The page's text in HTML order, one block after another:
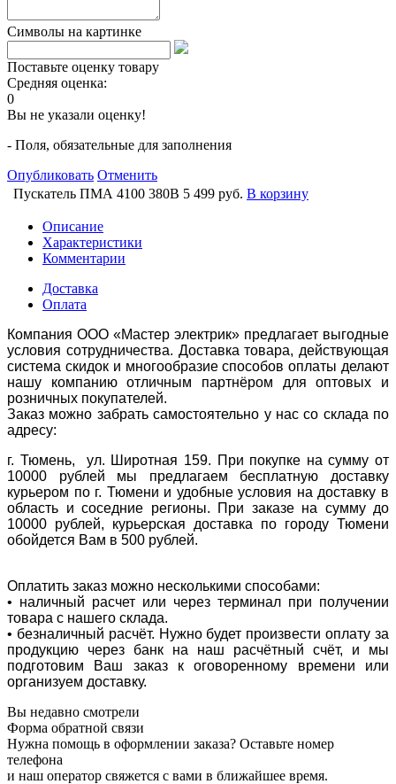
Символы на картинке
Поставьте оценку товару
Средняя оценка:
0
Вы не указали оценку!
- Поля, обязательные для заполнения
Опубликовать Отменить
Пускатель ПМА 4100 380В 5 499 руб. В корзину
Описание
Характеристики
Комментарии
Доставка
Оплата
Компания ООО «Мастер электрик» предлагает выгодные
условия сотрудничества. Доставка товара, действующая
система скидок и многообразие способов оплаты делают
нашу компанию отличным партнёром для оптовых и
розничных покупателей.
Заказ можно забрать самостоятельно у нас со склада по
адресу:
г. Тюмень, ул. Широтная 159. При покупке на сумму от
10000 рублей мы предлагаем бесплатную доставку
курьером по г. Тюмени и удобные условия на доставку в
область и соседние регионы. При заказе на сумму до
10000 рублей, курьерская доставка по городу Тюмени
обойдется Вам в 500 рублей.
Оплатить заказ можно несколькими способами:
• наличный расчет или через терминал при получении
товара с нашего склада.
• безналичный расчёт. Нужно будет произвести оплату за
продукцию через банк на наш расчётный счёт, и мы
подготовим Ваш заказ к оговоренному времени или
организуем доставку.
Вы недавно смотрели
Форма обратной связи
Нужна помощь в оформлении заказа? Оставьте номер
телефона
и наш оператор свяжется с вами в ближайшее время.